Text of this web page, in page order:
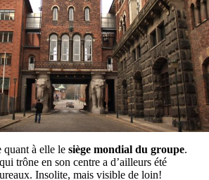
quant à elle le siège mondial du groupe.
trône en son centre a d’ailleurs été
Insolite, mais visible de loin!